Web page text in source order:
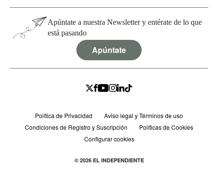
Apúntate a nuestra Newsletter y entérate de lo que
está pasando
Apúntate
Política de Privacidad
Aviso legal y Términos de uso
Condiciones de Registro y Suscripción
Políticas de Cookies
Configurar cookies
© 2026 EL INDEPENDIENTE